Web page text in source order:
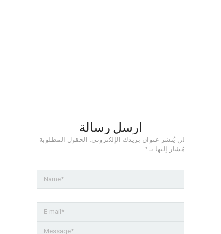
ارسل رسالة
لن يُنشر عنوان بريدك الإلكتروني. الحقول المطلوبة
مُشار إليها بـ *.